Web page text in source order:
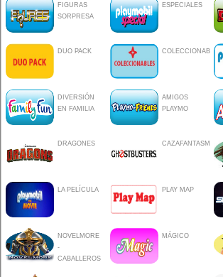
FIGURAS
SORPRESA
ESPECIALES
DUO PACK COLECCIONABLES
DIVERSIÓN
EN FAMILIA
AMIGOS
PLAYMO
DRAGONES CAZAFANTASMAS
LA PELÍCULA PLAY MAP
NOVELMORE
-
CABALLEROS
MÁGICO